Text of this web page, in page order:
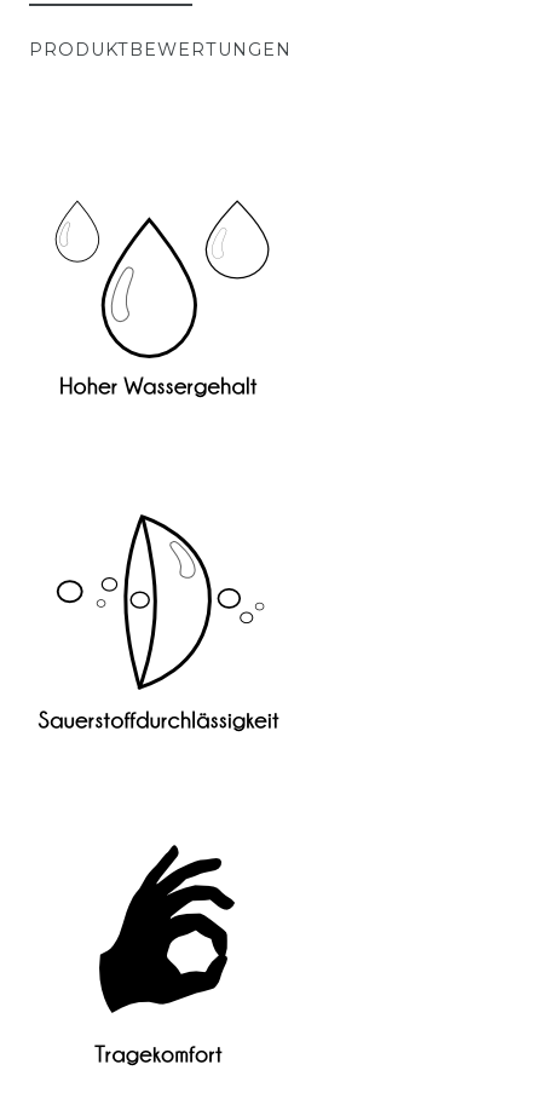
PRODUKTBEWERTUNGEN